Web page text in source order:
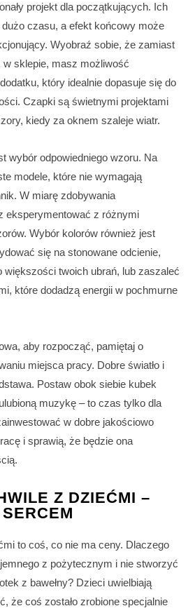
projekt dla początkujących. Ich
czasu, a efekt końcowy może
Wyobraź sobie, że zamiast
sklepie, masz możliwość
który idealnie dopasuje się do
Czapki są świetnymi projektami
kiedy za oknem szaleje wiatr.
wybór odpowiedniego wzoru. Na
modele, które nie wymagają
W miarę zdobywania
eksperymentować z różnymi
Wybór kolorów również jest
się na stonowane odcienie,
większości twoich ubrań, lub zaszaleć
które dodadzą energii w pochmurne
aby rozpocząć, pamiętaj o
miejsca pracy. Dobre światło i
Postaw obok siebie kubek
muzykę – to czas tylko dla
w dobre jakościowo
i sprawią, że będzie ona
Z DZIEĆMI –
to coś, co nie ma ceny. Dlaczego
z pożytecznym i nie stworzyć
z bawełny? Dzieci uwielbiają
że coś zostało zrobione specjalnie